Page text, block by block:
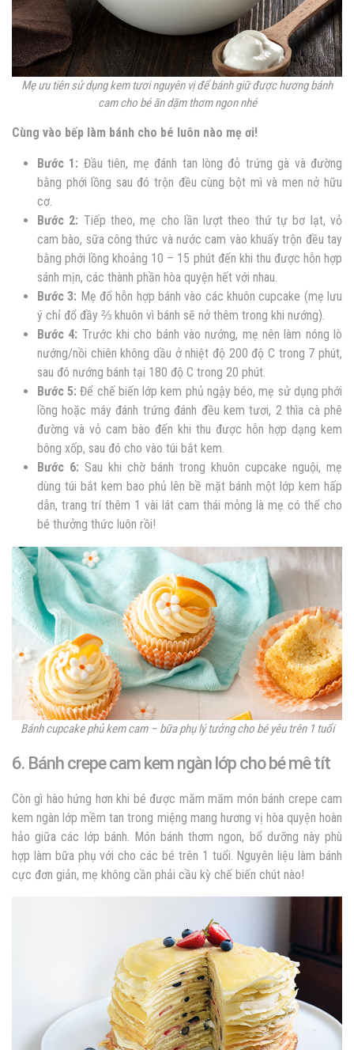
Mẹ ưu tiên sử dụng kem tươi nguyên vị để bánh giữ được hươngbánh
cam cho bé ăn dặm thơm ngonnhé
Cùng vào bếp làm bánh cho bé luôn nào mẹ ơi!
Bước 1: Đầu tiên, mẹ đánh tan lòng đỏ trứng gà và đường
bằng phới lồng sau đó trộn đều cùng bột mì và men nở hữu
cơ.
Bước 2: Tiếp theo, mẹ cho lần lượt theo thứ tự bơ lạt, vỏ
cam bào, sữa công thức và nước cam vào khuấy trộn đều tay
bằng phới lồng khoảng 10 – 15 phút đến khi thu được hỗn hợp
sánh mịn, các thành phần hòa quyện hết với nhau.
Bước 3: Mẹ đổ hỗn hợp bánh vào các khuôn cupcake (mẹ lưu
ý chỉ đổ đầy ⅔ khuôn vì bánh sẽ nở thêm trong khi nướng).
Bước 4: Trước khi cho bánh vào nướng, mẹ nên làm nóng lò
nướng/nồi chiên không dầu ở nhiệt độ 200 độ C trong 7 phút,
sau đó nướng bánh tại 180 độ C trong 20 phút.
Bước 5: Để chế biến lớp kem phủ ngậy béo, mẹ sử dụng phới
lồng hoặc máy đánh trứng đánh đều kem tươi, 2 thìa cà phê
đường và vỏ cam bào đến khi thu được hỗn hợp dạng kem
bông xốp, sau đó cho vào túi bắt kem.
Bước 6: Sau khi chờ bánh trong khuôn cupcake nguội, mẹ
dùng túi bắt kem bao phủ lên bề mặt bánh một lớp kem hấp
dẫn, trang trí thêm 1 vài lát cam thái mỏng là mẹ có thể cho
bé thưởng thức luôn rồi!
Bánh cupcake phủ kem cam – bữa phụ lý tưởng cho bé yêu trên 1 tuổi
6. Bánh crepe cam kem ngàn lớp cho bé mê tít
Còn gì hào hứng hơn khi bé được măm măm món bánh crepe cam
kem ngàn lớp mềm tan trong miệng mang hương vị hòa quyện hoàn
hảo giữa các lớp bánh. Món bánh thơm ngon, bổ dưỡng này phù
hợp làm bữa phụ với cho các bé trên 1 tuổi. Nguyên liệu làm bánh
cực đơn giản, mẹ không cần phải cầu kỳ chế biến chút nào!